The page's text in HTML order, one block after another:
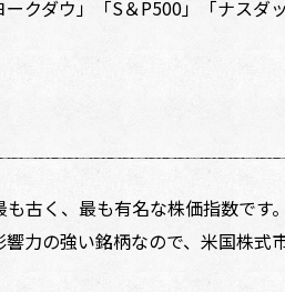
クダウ」「S＆P500」「ナスダ
も古く、最も有名な株価指数です
力の強い銘柄なので、米国株式